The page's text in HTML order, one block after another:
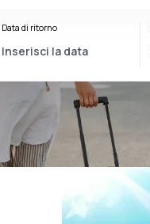
Data di ritorno